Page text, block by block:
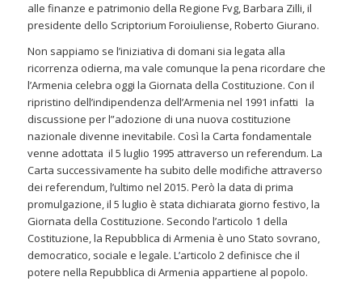
alle finanze e patrimonio della Regione Fvg, Barbara Zilli, il
presidente dello Scriptorium Foroiuliense, Roberto Giurano.
Non sappiamo se l’iniziativa di domani sia legata alla
ricorrenza odierna, ma vale comunque la pena ricordare che
l’Armenia celebra oggi la Giornata della Costituzione. Con il
ripristino dell’indipendenza dell’Armenia nel 1991 infatti la
discussione per l”adozione di una nuova costituzione
nazionale divenne inevitabile. Così la Carta fondamentale
venne adottata il 5 luglio 1995 attraverso un referendum. La
Carta successivamente ha subito delle modifiche attraverso
dei referendum, l’ultimo nel 2015. Però la data di prima
promulgazione, il 5 luglio è stata dichiarata giorno festivo, la
Giornata della Costituzione. Secondo l’articolo 1 della
Costituzione, la Repubblica di Armenia è uno Stato sovrano,
democratico, sociale e legale. L’articolo 2 definisce che il
potere nella Repubblica di Armenia appartiene al popolo.